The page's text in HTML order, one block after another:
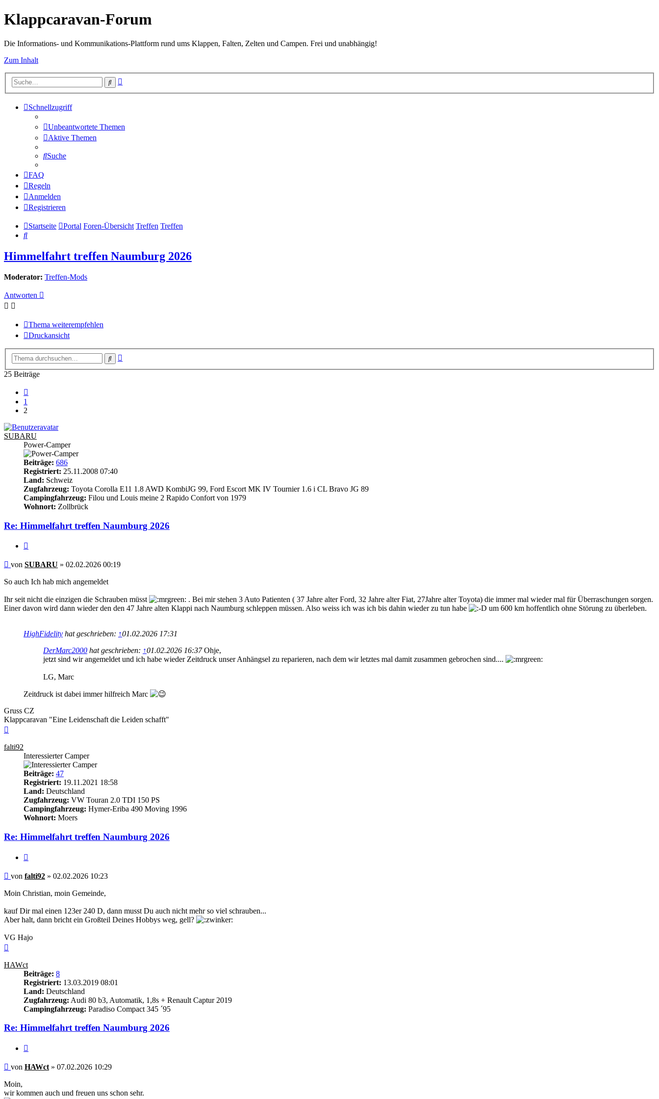
Klappcaravan-Forum
Die Informations- und Kommunikations-Plattform rund ums Klappen, Falten, Zelten und Campen. Frei und unabhängig!
Zum Inhalt
Suche
Schnellzugriff
Unbeantwortete Themen
Aktive Themen
Suche
FAQ
Regeln
Anmelden
Registrieren
Startseite Portal Foren-Übersicht Treffen Treffen
Suche
Himmelfahrt treffen Naumburg 2026
Moderator: Treffen-Mods
Antworten
Thema weiterempfehlen
Druckansicht
Suche
25 Beiträge
1
2
SUBARU
Power-Camper
Beiträge: 686
Registriert: 25.11.2008 07:40
Land: Schweiz
Zugfahrzeug: Toyota Corolla E11 1.8 AWD KombiJG 99, Ford Escort MK IV Tournier 1.6 i CL Bravo JG 89
Campingfahrzeug: Filou und Louis meine 2 Rapido Confort von 1979
Wohnort: Zollbrück
Re: Himmelfahrt treffen Naumburg 2026
Beitrag
von SUBARU » 02.02.2026 00:19
So auch Ich hab mich angemeldet
Ihr seit nicht die einzigen die Schrauben müsst
. Bei mir stehen 3 Auto Patienten ( 37 Jahre alter Ford, 32 Jahre alter Fiat, 27Jahre alter Toyota) die immer mal wieder mal für Überraschungen sorgen.
Einer davon wird dann wieder den den 47 Jahre alten Klappi nach Naumburg schleppen müssen. Also weiss ich was ich bis dahin wieder zu tun habe
um 600 km hoffentlich ohne Störung zu überleben.
HighFidelity hat geschrieben: ↑01.02.2026 17:31
DerMarc2000 hat geschrieben: ↑01.02.2026 16:37Ohje,
jetzt sind wir angemeldet und ich habe wieder Zeitdruck unser Anhängsel zu reparieren, nach dem wir letztes mal damit zusammen gebrochen sind....
LG, Marc
Zeitdruck ist dabei immer hilfreich Marc
Gruss CZ
Klappcaravan "Eine Leidenschaft die Leiden schafft"
falti92
Interessierter Camper
Beiträge: 47
Registriert: 19.11.2021 18:58
Land: Deutschland
Zugfahrzeug: VW Touran 2.0 TDI 150 PS
Campingfahrzeug: Hymer-Eriba 490 Moving 1996
Wohnort: Moers
Re: Himmelfahrt treffen Naumburg 2026
Beitrag
von falti92 » 02.02.2026 10:23
Moin Christian, moin Gemeinde,
kauf Dir mal einen 123er 240 D, dann musst Du auch nicht mehr so viel schrauben...
Aber halt, dann bricht ein Großteil Deines Hobbys weg, gell?
VG Hajo
HAWct
Beiträge: 8
Registriert: 13.03.2019 08:01
Land: Deutschland
Zugfahrzeug: Audi 80 b3, Automatik, 1,8s + Renault Captur 2019
Campingfahrzeug: Paradiso Compact 345 ´95
Re: Himmelfahrt treffen Naumburg 2026
Beitrag
von HAWct » 07.02.2026 10:29
Moin,
wir kommen auch und freuen uns schon sehr.